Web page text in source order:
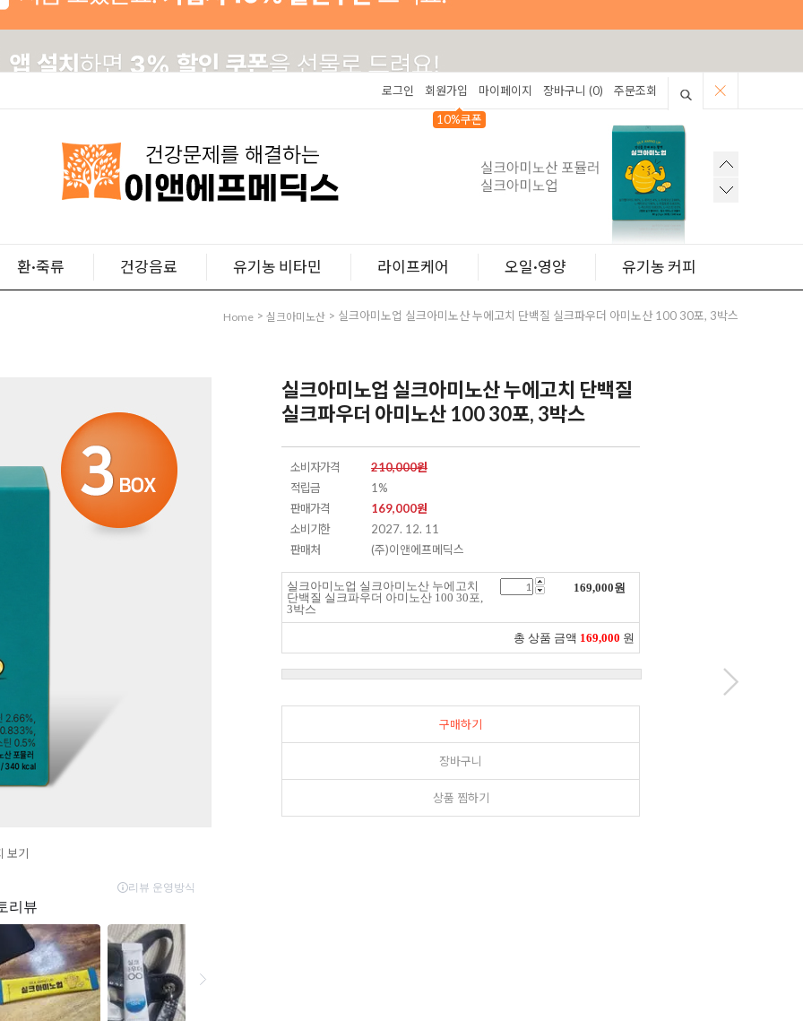
로그인
회원가입
10%쿠폰
마이페이지 장바구니 (0) 주문조회
환·죽류 건강음료 유기농 비타민 라이프케어 오일·영양 유기농 커피
Home > 실크아미노산 > 실크아미노업 실크아미노산 누에고치 단백질 실크파우더 아미노산 100 30포, 3박스
보기
실크아미노업 실크아미노산 누에고치 단백질
실크파우더 아미노산 100 30포, 3박스
소비자가격
210,000원
적립금
1%
판매가격
169,000원
소비기한
2027. 12. 11
판매처
(주)이앤에프메딕스
실크아미노업 실크아미노산 누에고치
단백질 실크파우더 아미노산 100 30포,
3박스
169,000원
총 상품 금액 169,000 원
구매하기
장바구니
상품 찜하기